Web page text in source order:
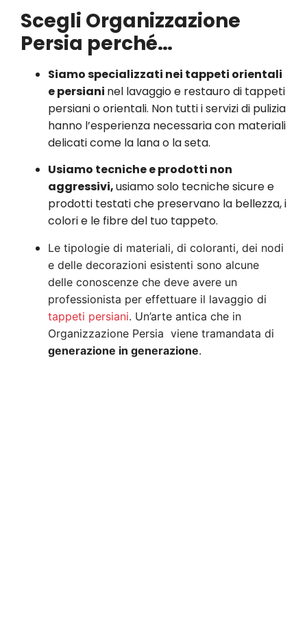
Scegli Organizzazione
Persia perché…
Siamo specializzati nei tappeti orientali
e persiani nel lavaggio e restauro di tappeti
persiani o orientali. Non tutti i servizi di pulizia
hanno l’esperienza necessaria con materiali
delicati come la lana o la seta.
Usiamo tecniche e prodotti non
aggressivi,usiamo solo tecniche sicure e
prodotti testati che preservano la bellezza, i
colori e le fibre del tuo tappeto.
Le tipologie di materiali, di coloranti, dei nodi
e delle decorazioni esistenti sono alcune
delle conoscenze che deve avere un
professionista per effettuare il lavaggio di
tappeti persiani. Un’arte antica che in
Organizzazione Persia viene tramandata di
generazione in generazione.